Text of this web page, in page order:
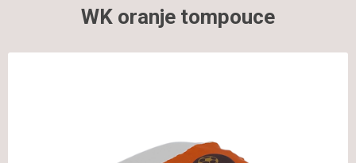
WK oranje tompouce